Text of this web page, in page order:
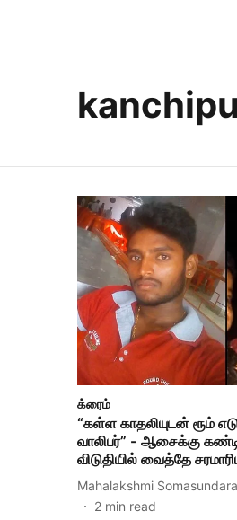
க்ரைம்
“கள்ள காதலியுடன் ரூம்
வாலிபர்” - ஆசைக்கு
விடுதியில் வைத்தே
Mahalakshmi
2 min read